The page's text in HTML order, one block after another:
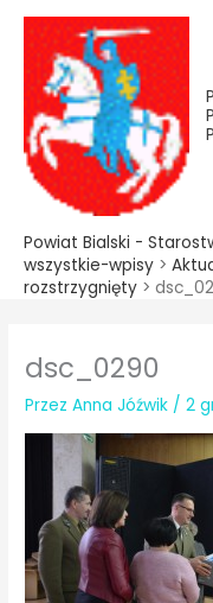
treści
Przejdź
treści
Powiat Bialski -
wszystkie-wpisy >
rozstrzygnięty >
dsc_0290
PrzezAnna Jóźwik /2